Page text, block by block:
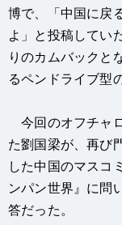
博で、「中国に戻
よ」と投稿してい
りのカムバックと
るペンドライブ型
今回のオフチャ
た劉国梁が、再び
した中国のマスコ
ンパン世界』に問
答だった。